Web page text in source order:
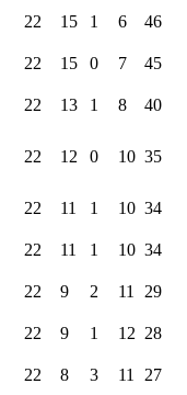
22 15 1 6 46
22 15 0 7 45
22 13 1 8 40
22 12 0 10 35
22 11 1 10 34
22 11 1 10 34
22 9 2 11 29
22 9 1 12 28
22 8 3 11 27